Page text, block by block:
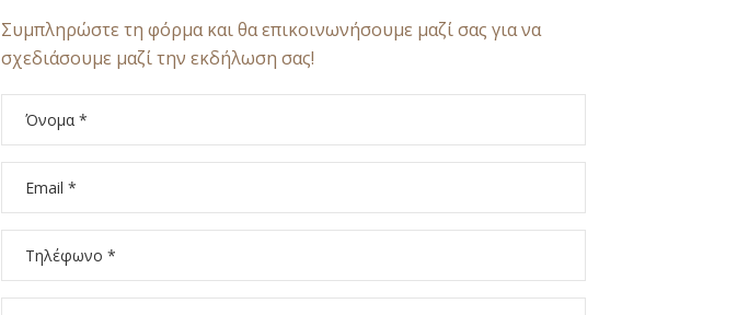
Συμπληρώστε τη φόρμα και θα επικοινωνήσουμε μαζί σας για να
σχεδιάσουμε μαζί την εκδήλωση σας!